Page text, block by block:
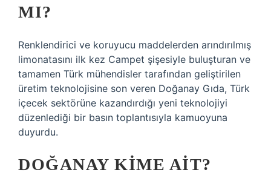
MI?
Renklendirici ve koruyucu maddelerden arındırılmış
limonatasını ilk kez Campet şişesiyle buluşturan ve
tamamen Türk mühendisler tarafından geliştirilen
üretim teknolojisine son veren Doğanay Gıda, Türk
içecek sektörüne kazandırdığı yeni teknolojiyi
düzenlediği bir basın toplantısıyla kamuoyuna
duyurdu.
DOĞANAY KIME AIT?